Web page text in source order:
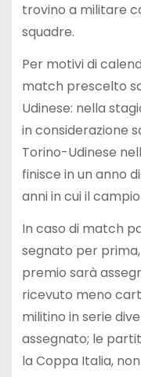
trovino a militare
squadre.
Per motivi di
match prescelto
Udinese: nella
in considerazione
Torino-Udinese
finisce in un anno
anni in cui il
In caso di match
segnato per
premio sarà
ricevuto meno
militino in serie
assegnato; le
la Coppa Italia,